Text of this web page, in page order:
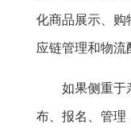
化商品展示、购
应链管理和物流
如果侧重于
布、报名、管理